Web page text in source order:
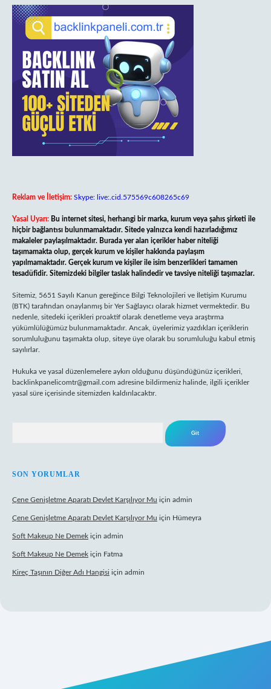
Reklam ve İletişim: Skype: live:.cid.575569c608265c69
Yasal Uyarı: Bu internet sitesi, herhangi bir marka, kurum veya şahıs şirketi ile
hiçbir bağlantısı bulunmamaktadır. Sitede yalnızca kendi hazırladığımız
makaleler paylaşılmaktadır. Burada yer alan içerikler haber niteliği
taşımamakta olup, gerçek kurum ve kişiler hakkında paylaşım
yapılmamaktadır. Gerçek kurum ve kişiler ile isim benzerlikleri tamamen
tesadüfidir. Sitemizdeki bilgiler taslak halindedir ve tavsiye niteliği taşımazlar.
Sitemiz, 5651 Sayılı Kanun gereğince Bilgi Teknolojileri ve İletişim Kurumu
(BTK) tarafından onaylanmış bir Yer Sağlayıcı olarak hizmet vermektedir. Bu
nedenle, sitedeki içerikleri proaktif olarak denetleme veya araştırma
yükümlülüğümüz bulunmamaktadır. Ancak, üyelerimiz yazdıkları içeriklerin
sorumluluğunu taşımakta olup, siteye üye olarak bu sorumluluğu kabul etmiş
sayılırlar.
Hukuka ve yasal düzenlemelere aykırı olduğunu düşündüğünüz içerikleri,
backlinkpanelicomtr@gmail.com adresine bildirmeniz halinde, ilgili içerikler
yasal süre içerisinde sitemizden kaldırılacaktır.
SON YORUMLAR
Çene Genişletme Aparatı Devlet Karşılıyor Mu için admin
Çene Genişletme Aparatı Devlet Karşılıyor Mu için Hümeyra
Soft Makeup Ne Demek için admin
Soft Makeup Ne Demek için Fatma
Kireç Taşının Diğer Adı Hangisi için admin